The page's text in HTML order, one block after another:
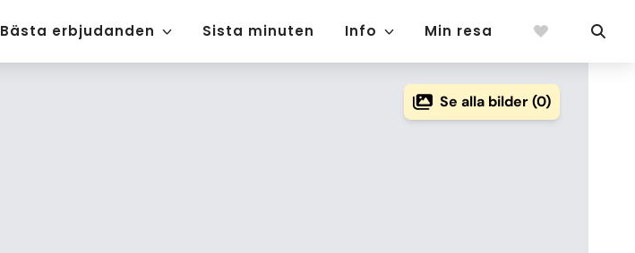
Bästa erbjudanden Sista minuten Info Min resa
Se alla bilder (0)